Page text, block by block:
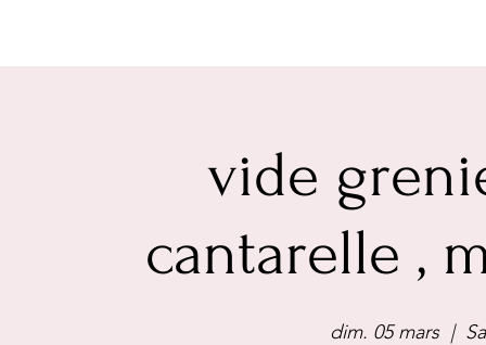
vide
cantarelle ,
dim. 05 mars
  |